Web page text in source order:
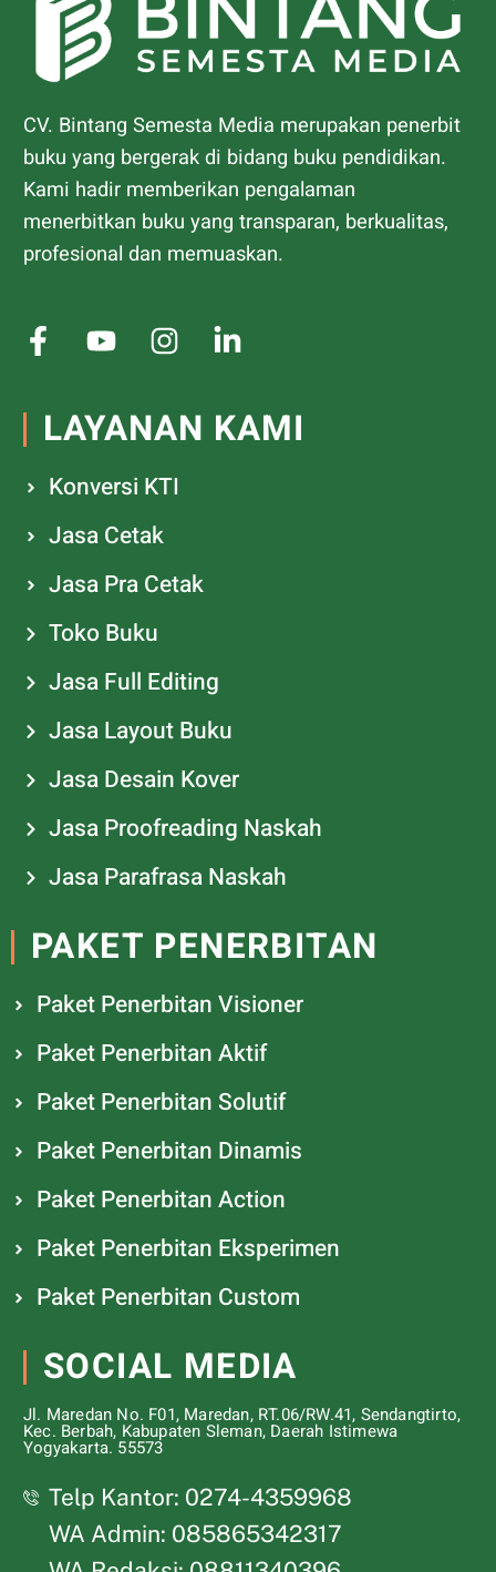
CV. Bintang Semesta Media merupakan penerbit
buku yang bergerak di bidang buku pendidikan.
Kami hadir memberikan pengalaman
menerbitkan buku yang transparan, berkualitas,
profesional dan memuaskan.
LAYANAN KAMI
Konversi KTI
Jasa Cetak
Jasa Pra Cetak
Toko Buku
Jasa Full Editing
Jasa Layout Buku
Jasa Desain Kover
Jasa Proofreading Naskah
Jasa Parafrasa Naskah
PAKET PENERBITAN
Paket Penerbitan Visioner
Paket Penerbitan Aktif
Paket Penerbitan Solutif
Paket Penerbitan Dinamis
Paket Penerbitan Action
Paket Penerbitan Eksperimen
Paket Penerbitan Custom
SOCIAL MEDIA
Jl. Maredan No. F01, Maredan, RT.06/RW.41, Sendangtirto,
Kec. Berbah, Kabupaten Sleman, Daerah Istimewa
Yogyakarta. 55573
Telp Kantor: 0274-4359968
WA Admin: 085865342317